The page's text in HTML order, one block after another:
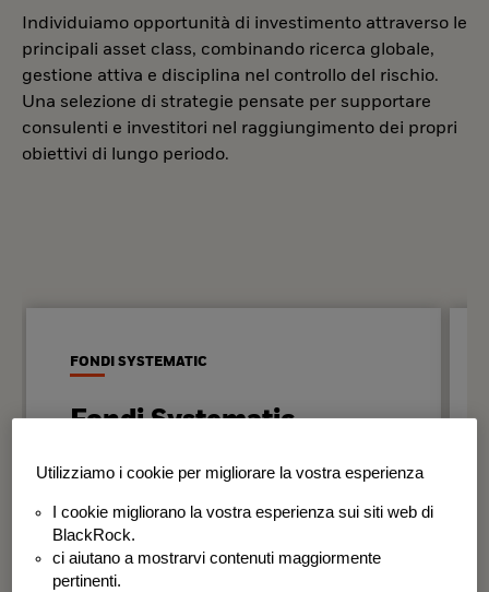
Individuiamo opportunità di investimento attraverso le
principali asset class, combinando ricerca globale,
gestione attiva e disciplina nel controllo del rischio.
Una selezione di strategie pensate per supportare
consulenti e investitori nel raggiungimento dei propri
obiettivi di lungo periodo.
FONDI SYSTEMATIC
Fondi Systematic
Strategie quantitative basate sui dati
disciplinato e coerente nel tempo.
BSF Systematic World Equity Fund
Utilizziamo i cookie per migliorare la vostra esperienza
I cookie migliorano la vostra esperienza sui siti web di
BlackRock.
ci aiutano a mostrarvi contenuti maggiormente
pertinenti.